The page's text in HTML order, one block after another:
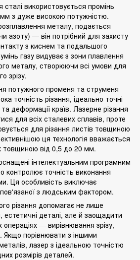
сталі використовується промінь
з дуже високою потужністю.
металу, подається
азоту) — він потрібний для захисту
з киснем та подальшого
газу видуває з зони плавлення
металу, створюючи всі умови для
зрізу.
потужного променя та струменя
точність різання, ідеально точні
деформації країв. Лазерне різання
для всіх сталевих сплавів, проте
для різання листів товщиною
ця технологія вважається
товщиною від 0,5 до 20 мм.
інтелектуальним програмним
контролює точність виконання
Ця особливість виключає
пов'язаної з людським фактором.
різання допомагає не лише
естетичні деталі, але й заощадити
— вирівнювання зрізу,
Якщо порівнювати з іншими
лазер з ідеальною точністю
розмірів деталей.